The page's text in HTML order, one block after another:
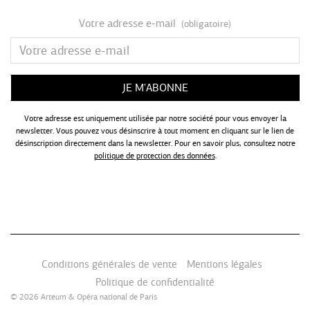
Votre adresse e-mail (obligatoire)
Votre adresse est uniquement utilisée par notre société pour vous envoyer la
newsletter. Vous pouvez vous désinscrire à tout moment en cliquant sur le lien de
désinscription directement dans la newsletter. Pour en savoir plus, consultez notre
politique de protection des données.
Conditions générales de vente
Mentions légales
Politique de confidentialité
© 2026 Arteum & Opéra national de Paris